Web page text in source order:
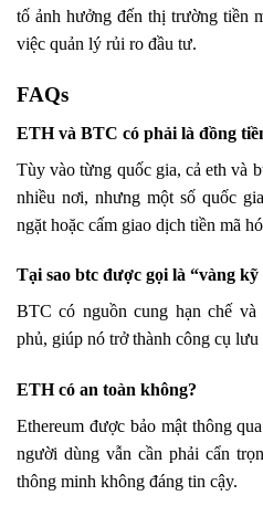
tố ảnh hưởng đến thị trường tiền
việc quản lý rủi ro đầu tư.
FAQs
ETH và BTC có phải là đồng
Tùy vào từng quốc gia, cả eth và
nhiều nơi, nhưng một số quốc
ngặt hoặc cấm giao dịch tiền mã
Tại sao btc được gọi là “vàng kỹ
BTC có nguồn cung hạn chế
phủ, giúp nó trở thành công cụ
ETH có an toàn không?
Ethereum được bảo mật thông
người dùng vẫn cần phải cẩn
thông minh không đáng tin cậy.